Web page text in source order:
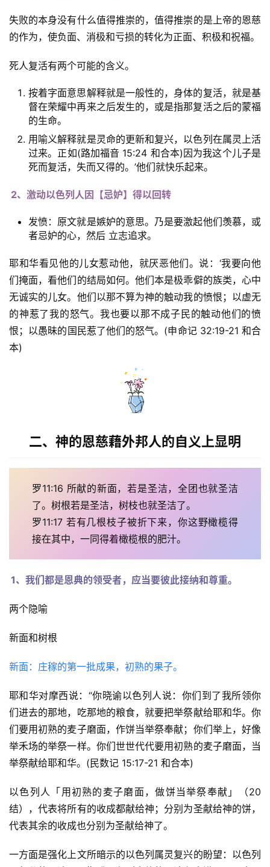
首
页
日
拜
专
题
讲
座
赞
美
拜
失败的本身没有什么值得推崇的，值得推崇的是上帝的恩慈
的作为，使负面、消极和亏损的转化为正面、积极和祝福。
死人复活有两个可能的含义。
按着字面意思解释就是一般性的，身体的复活，就是基
督在荣耀中再来之后发生的，或是指那复活之后的蒙福
的生命。
用喻义解释就是灵命的更新和复兴，以色列在属灵上活
过来。正如(路加福音 15:24 和合本)因为我这个儿子是
死而复活，失而又得的。’他们就快乐起来。
2、激动以色列人因【忌妒】得以回转
发愤：原文就是嫉妒的意思。乃是要激起他们羡慕，或
者忌妒的心，然后 立志追求。
耶和华看见他的儿女惹动他，就厌恶他们。说：‘我要向他
们掩面，看他们的结局如何。他们本是极乖僻的族类，心中
无诚实的儿女。他们以那不算为神的触动我的愤恨；以虚无
的神惹了我的怒气。我也要以那不成子民的触动他们的愤
恨；以愚昧的国民惹了他们的怒气。(申命记 32:19-21 和合
本)
二、神的恩慈藉外邦人的自义上显明
罗11:16 所献的新面，若是圣洁，全团也就圣洁
了。树根若是圣洁，树枝也就圣洁了。
罗11:17 若有几根枝子被折下来，你这野橄榄得
接在其中，一同得着橄榄根的肥汁。
1、我们都是恩典的领受者，应当要彼此接纳和尊重。
两个隐喻
新面和树根
新面：庄稼的第一批成果，初熟的果子。
耶和华对摩西说：“你晓谕以色列人说：你们到了我所领你
们进去的那地，吃那地的粮食，就要把举祭献给耶和华。你
们要用初熟的麦子磨面，作饼当举祭奉献；你们举上，好像
举禾场的举祭一样。你们世世代代要用初熟的麦子磨面，当
举祭献给耶和华。(民数记 15:17-21 和合本)
以色列人「用初熟的麦子磨面，做饼当举祭奉献」（20
结），代表将所有的收成都献给神；分别为圣献给神的饼，
代表其余的收成也分别为圣献给神了。
一方面是强化上文所暗示的以色列属灵复兴的盼望：以色列